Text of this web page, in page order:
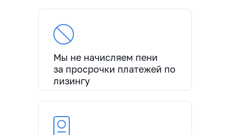
Мы не начисляем пени
за просрочки платежей по
лизингу